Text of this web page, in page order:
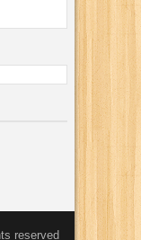
reserved